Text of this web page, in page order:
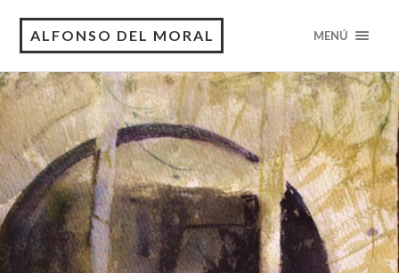
ALFONSO DEL MORAL MENÚ